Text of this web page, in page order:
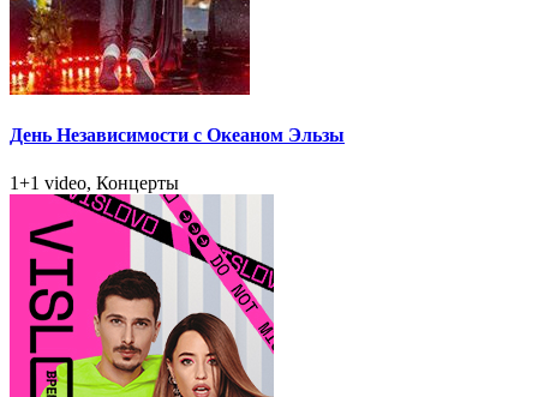
День Независимости с Океаном Эльзы
1+1 video, Концерты